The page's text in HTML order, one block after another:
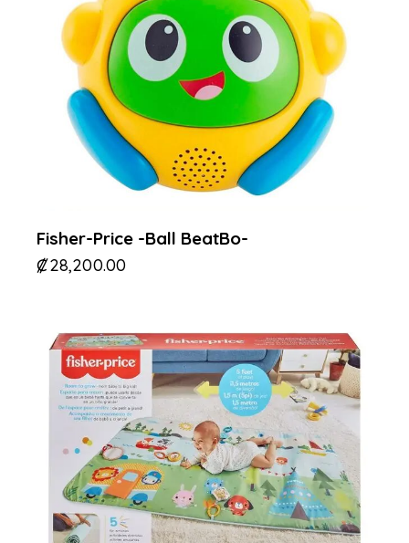
Fisher-Price -Ball BeatBo-
₡28,200.00